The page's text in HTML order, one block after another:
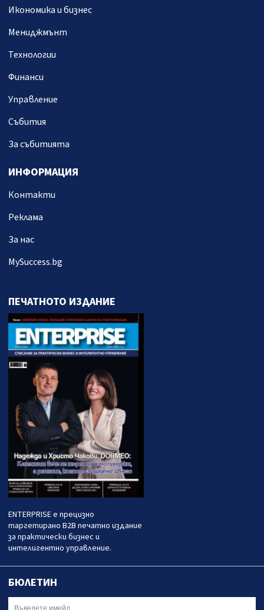
Икономика и бизнес
Мениджмънт
Технологии
Финанси
Управление
Събития
За събитията
ИНФОРМАЦИЯ
Контакти
Реклама
За нас
MySuccess.bg
ПЕЧАТНОТО ИЗДАНИЕ
ENTERPRISE е прецизно
таргетирано B2B печатно издание
за практически бизнес и
интелигентно управление.
БЮЛЕТИН